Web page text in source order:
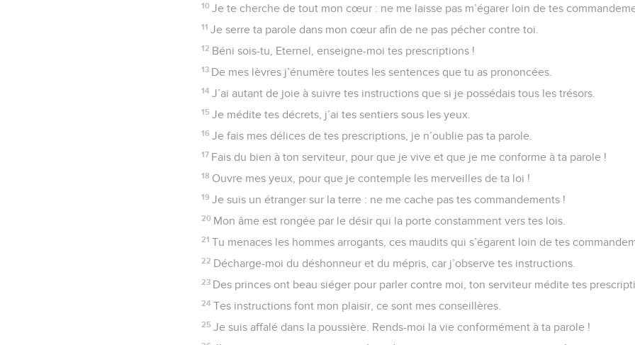
10 Je te cherche de tout mon cœur : ne me laisse pas m’égarer loin de tes
11 Je serre ta parole dans mon cœur afin de ne pas pécher contre toi.
12 Béni sois-tu, Eternel, enseigne-moi tes prescriptions !
13 De mes lèvres j’énumère toutes les sentences que tu as prononcées.
14 J’ai autant de joie à suivre tes instructions que si je possédais tous les trésors.
15 Je médite tes décrets, j’ai tes sentiers sous les yeux.
16 Je fais mes délices de tes prescriptions, je n’oublie pas ta parole.
17 Fais du bien à ton serviteur, pour que je vive et que je me conforme à ta parole !
18 Ouvre mes yeux, pour que je contemple les merveilles de ta loi !
19 Je suis un étranger sur la terre : ne me cache pas tes commandements !
20 Mon âme est rongée par le désir qui la porte constamment vers tes lois.
21 Tu menaces les hommes arrogants, ces maudits qui s’égarent loin de tes
22 Décharge-moi du déshonneur et du mépris, car j’observe tes instructions.
23 Des princes ont beau siéger pour parler contre moi, ton serviteur médite tes
24 Tes instructions font mon plaisir, ce sont mes conseillères.
25 Je suis affalé dans la poussière. Rends-moi la vie conformément à ta parole !